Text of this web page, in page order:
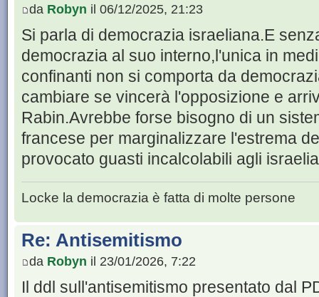
da Robyn il 06/12/2025, 21:23
Si parla di democrazia israeliana.E
democrazia al suo interno,l'unica in
confinanti non si comporta da
cambiare se vincerà l'opposizione e
Rabin.Avrebbe forse bisogno di un
francese per marginalizzare l'estrema
provocato guasti incalcolabili agli
Locke la democrazia è fatta di molte persone
Re: Antisemitismo
da Robyn il 23/01/2026, 7:22
Il ddl sull'antisemitismo presentato dal